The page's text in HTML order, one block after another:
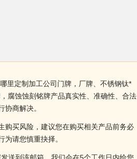
里定制加工公司门牌，厂牌、不锈钢钛*
腐蚀蚀刻铭牌产品真实性、准确性、合法
商解决。
购买风险，建议您在购买相关产品前务必
请您慎重抉择。